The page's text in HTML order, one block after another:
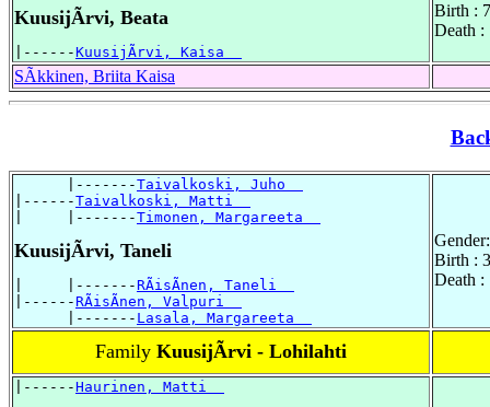
KuusijÃrvi, Beata
|------KuusijÃrvi, Kaisa
Birth :
Death :
SÃkkinen, Briita Kaisa
      |-------
Taivalkoski, Juho
|------Taivalkoski, Matti
|     |-------Timonen, Margareeta
KuusijÃrvi, Taneli
|     |-------RÃisÃnen, Taneli
|------RÃisÃnen, Valpuri
      |-------
Lasala, Margareeta
Birth :
Death :
Family KuusijÃrvi - Lohilahti
|------Haurinen, Matti